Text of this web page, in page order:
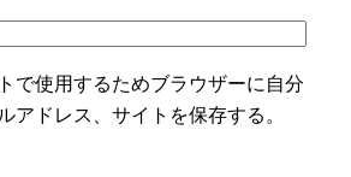
で使用するためブラウザーに自分
アドレス、サイトを保存する。